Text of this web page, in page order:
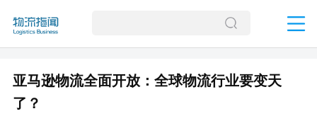
亚马逊物流全面开放：全球物流行业要变天
了？